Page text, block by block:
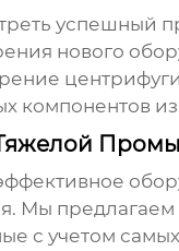
успешный
нового
компонентов
. Мы
с учетом